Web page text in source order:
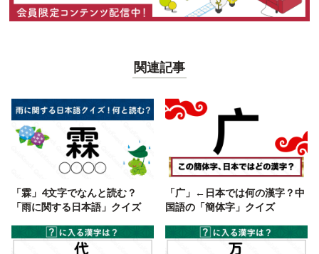
関連記事
「霖」4文字でなんと読む？
「雨に関する日本語」クイズ
「广」←日本では何の漢字？中
国語の「簡体字」クイズ